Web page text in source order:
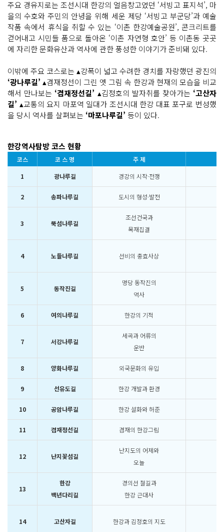
주요 경유지로는 조선시대 한강의 얼음창고였던 ‘서빙고 표지석’, 마
을의 수호와 주민의 안녕을 위해 세운 제당 ‘서빙고 부군당’과 예술
작품 속에서 휴식을 취할 수 있는 ‘이촌 한강예술공원’, 콘크리트를
걷어내고 시민들 품으로 돌아온 ‘이촌 자연형 호안’ 등 이촌동 곳곳
에 자리한 문화유산과 역사에 관한 풍성한 이야기가 준비돼 있다.
이밖에 주요 코스로는 ▴강폭이 넓고 수려한 경치를 자랑했던 광진의
‘광나루길’ ▴겸재정선이 그린 옛 그림 속 한강과 현재의 모습을 비교
해서 만나보는 ‘겸재정선길’ ▴김정호의 발자취를 찾아가는 ‘고산자
길’ ▴교통의 요지 마포역 일대가 조선시대 한강 대표 포구로 번성했
을 당시 역사를 살펴보는 ‘마포나루길’ 등이 있다.
한강역사탐방 코스 현황
코스 코 스 명
주 제
1
광나루길 경강의 시작·전쟁
2 송파나루길 도시의 형성·발전
3 뚝섬나루길
조선건국과
목재집결
4 노들나루길 선비의 충효사상
5 동작진길
명당 동작진의
역사
6 여의나루길 한강의 기적
7 서강나루길
세곡과 어류의
운반
8 양화나루길 외국문화의 유입
9 선유도길 한강 개발과 환경
10 공암나루길 한강 설화와 허준
11 겸재정선길 겸재의 한강그림
12 난지꽃섬길
난지도의 어제와
오늘
13
한강
백년다리길
경의선 철길과
한강 근대사
14 고산자길 한강과 김정호의 지도